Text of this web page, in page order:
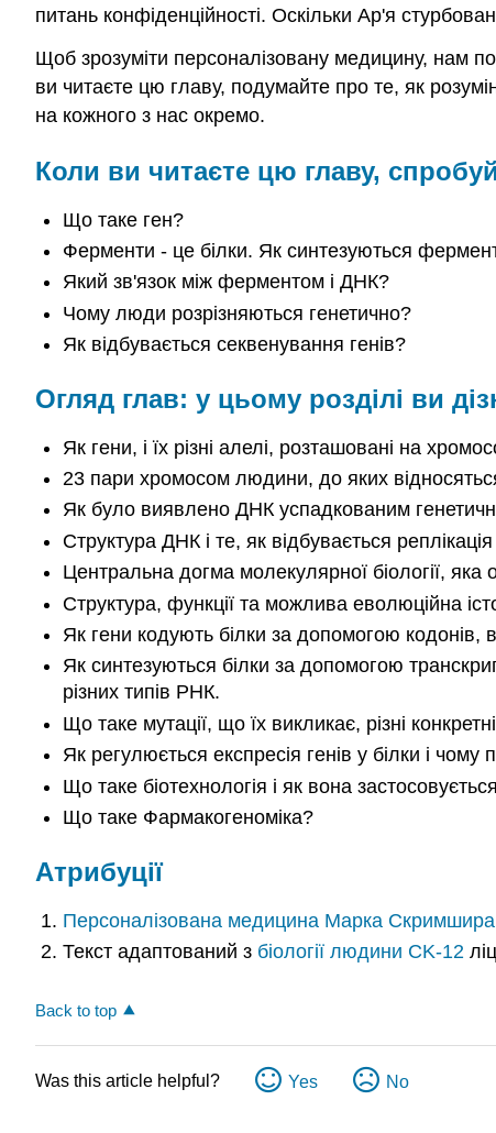
питань конфіденційності. Оскільки Ар'я
Щоб зрозуміти персоналізовану медицину, нам
ви читаєте цю главу, подумайте про те, як
на кожного з нас окремо.
Коли ви читаєте цю главу,
Що таке ген?
Ферменти - це білки. Як синтезуються
Який зв'язок між ферментом і ДНК?
Чому люди розрізняються генетично?
Як відбувається секвенування генів?
Огляд глав: у цьому розділі ви
Як гени, і їх різні алелі, розташовані на
23 пари хромосом людини, до яких
Як було виявлено ДНК успадкованим
Структура ДНК і те, як відбувається
Центральна догма молекулярної біології,
Структура, функції та можлива еволюційна
Як гени кодують білки за допомогою кодонів,
Як синтезуються білки за допомогою
різних типів РНК.
Що таке мутації, що їх викликає, різні
Як регулюється експресія генів у білки і
Що таке біотехнологія і як вона
Що таке Фармакогеноміка?
Атрибуції
Персоналізована медицина Марка Скримшира
Текст адаптований з біології людини CK-12
Back to top
Was this article helpful? Yes No